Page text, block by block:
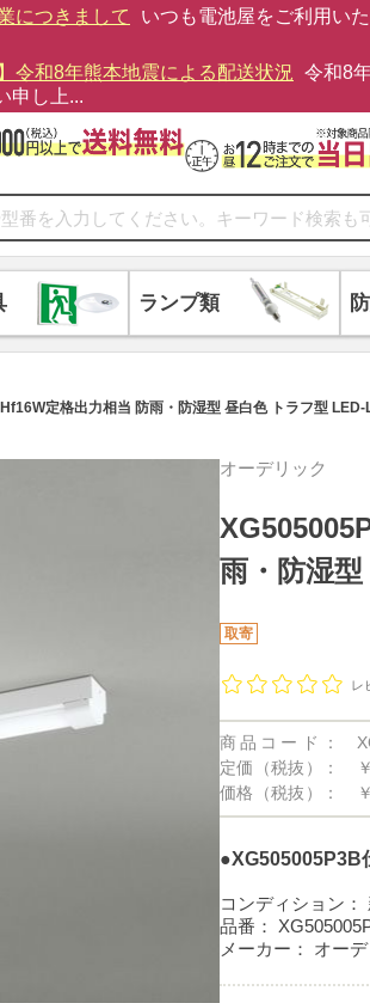
につきまして
いつも電池屋をご利用い
】令和8年熊本地震による配送状況 令和8
申し上...
ランプ類
定格出力相当 防雨・防湿型 昼白色 トラフ型 LED-
オーデリック
雨・防湿
取寄
レ
商品コード：
定価（税抜）：
価格（税抜）：
●XG505005P3B
コンディション：
品番：
メーカー：
オー